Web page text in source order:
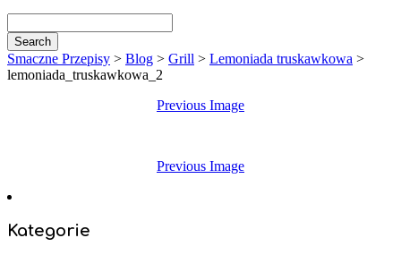
Smaczne Przepisy > Blog > Grill > Lemoniada truskawkowa >
lemoniada_truskawkowa_2
Previous Image
Previous Image
Kategorie